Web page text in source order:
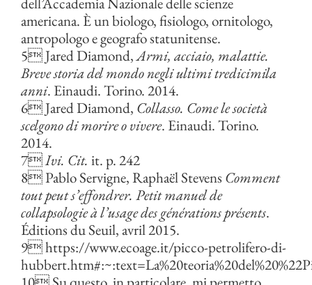
americana. È un biologo, fisiologo, ornitologo,
antropologo e geografo statunitense.
5 Jared Diamond,Armi, acciaio, malattie.
Breve storia del mondo negli ultimi tredicimila
anni. Einaudi. Torino. 2014.
6 Jared Diamond, Collasso. Come le società
scelgono di morire o vivere. Einaudi. Torino.
2014.
7Ivi. Cit. it. p. 242
8 Pablo Servigne, Raphaël Stevens Comment
tout peut s’effondrer. Petit manuel de
collapsologie à l’usage des générations présents.
Éditions du Seuil, avril 2015.
9 https://www.ecoage.it/picco-petrolifero-di-